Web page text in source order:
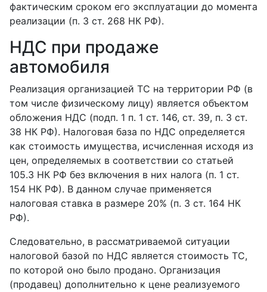
фактическим сроком его эксплуатации до момента
реализации (п. 3 ст. 268 НК РФ).
НДС при продаже
автомобиля
Реализация организацией ТС на территории РФ (в
том числе физическому лицу) является объектом
обложения НДС (подп. 1 п. 1 ст. 146, ст. 39, п. 3 ст.
38 НК РФ). Налоговая база по НДС определяется
как стоимость имущества, исчисленная исходя из
цен, определяемых в соответствии со статьей
105.3 НК РФ без включения в них налога (п. 1 ст.
154 НК РФ). В данном случае применяется
налоговая ставка в размере 20% (п. 3 ст. 164 НК
РФ).
Следовательно, в рассматриваемой ситуации
налоговой базой по НДС является стоимость ТС,
по которой оно было продано. Организация
(продавец) дополнительно к цене реализуемого